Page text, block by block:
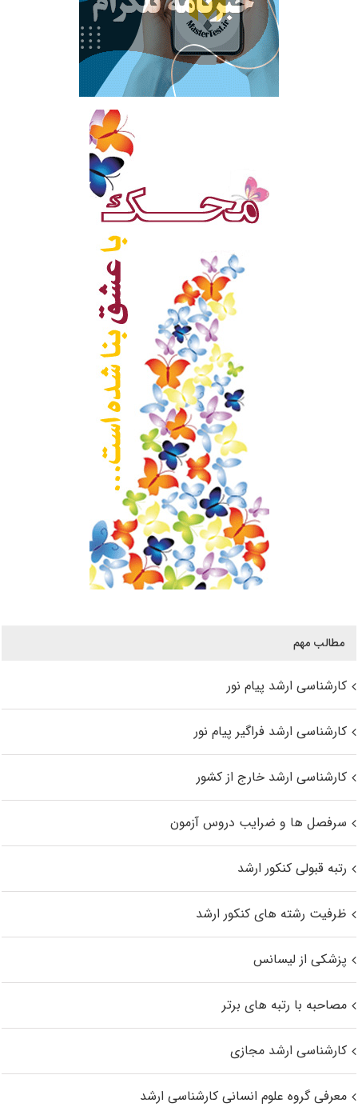
مطالب مهم
کارشناسی ارشد پیام نور
کارشناسی ارشد فراگیر پیام نور
کارشناسی ارشد خارج از کشور
سرفصل ها و ضرایب دروس آزمون
رتبه قبولی کنکور ارشد
ظرفیت رشته های کنکور ارشد
پزشکی از لیسانس
مصاحبه با رتبه های برتر
کارشناسی ارشد مجازی
معرفی گروه علوم انسانی کارشناسی ارشد